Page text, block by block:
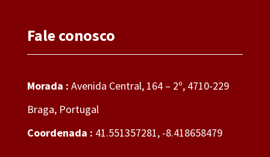
Fale conosco
Morada : Avenida Central, 164 – 2º, 4710-229
Braga, Portugal
Coordenada : 41.551357281, -8.418658479